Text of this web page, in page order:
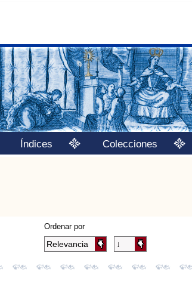
Índices Colecciones
Ordenar por